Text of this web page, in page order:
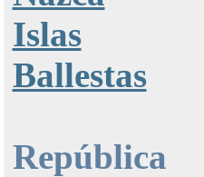
Islas
Ballestas
República